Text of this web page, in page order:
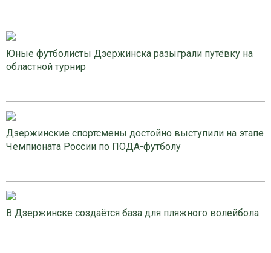
Юные футболисты Дзержинска разыграли путёвку на
областной турнир
Дзержинские спортсмены достойно выступили на этапе
Чемпионата России по ПОДА-футболу
В Дзержинске создаётся база для пляжного волейбола